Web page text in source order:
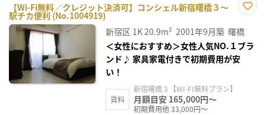
【Wi-Fi無料／クレジット決済可】コンシェル新宿曙橋３～
駅チカ便利 (No.1004919)
に入
り登
録
新宿区 1K20.9m² 2001年9月築 曙橋
＜女性におすすめ＞女性人気NO.１ブラ
ンド♪ 家具家電付きで初期費用が安
い！
賃料
新宿曙橋３【WI-FI無料プラン】
月額目安 165,000円～
初期費用他 33,000円～